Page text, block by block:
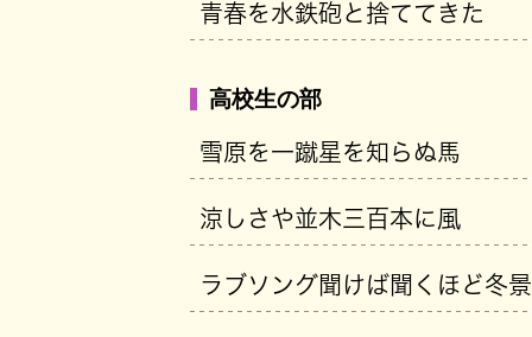
青春を水鉄砲と捨ててきた
高校生の部
雪原を一蹴星を知らぬ馬
涼しさや並木三百本に風
ラブソング聞けば聞くほど冬